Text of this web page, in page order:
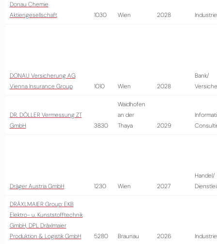
Donau Chemie
Aktiengesellschaft
1030 Wien 2028 Industrie
DONAU Versicherung AG
Vienna Insurance Group
1010 Wien 2028
Bank/
DR. DÖLLER Vermessung ZT
GmbH
3830
Waidhofen
an der
Thaya
2029
Dräger Austria GmbH 1230 Wien 2027
Handel/
DRÄXLMAIER Group: EKB
Elektro- u. Kunststofftechnik
GmbH, DPL Dräxlmaier
Produktion & Logistik GmbH
5280 Braunau 2026 Industrie